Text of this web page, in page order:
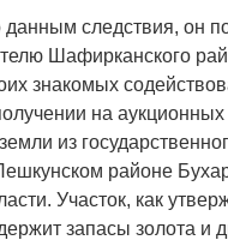
данным следствия, он
Шафирканского
знакомых
на аукционных
из
районе
Участок, как
запасы золота и